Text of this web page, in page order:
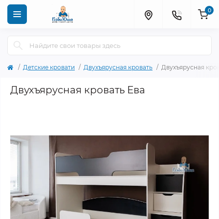
0
Детские кровати Двухъярусная кровать Двухъярусная
Двухъярусная кровать Ева